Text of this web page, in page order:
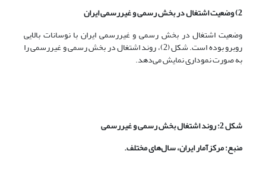
2) وضعیت اشتغال در بخش رسمی و غیررسمی ایران
وضعیت اشتغال در بخش رسمی و غیررسمی ایران با نوسانات بالایی
روبرو بوده است. شکل (2)، روند اشتغال در بخش رسمی و غیررسمی را
به صورت نموداری نمایش می‌دهد.
شکل 2: روند اشتغال بخش رسمی و غیررسمی
منبع: مرکزآمار ایران، سال‌های مختلف.